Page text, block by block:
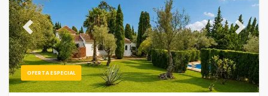
OFERTA ESPECIAL
Previous Next